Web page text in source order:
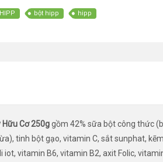
bột hipp hipp
Hữu Cơ 250ggồm 42% sữa bột công thức
tinh bột gạo, vitamin C, sắt sunphat,
iot, vitamin B6, vitamin B2, axit Folic,